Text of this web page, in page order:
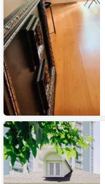
Гостевой
дом
Green
House
Detox